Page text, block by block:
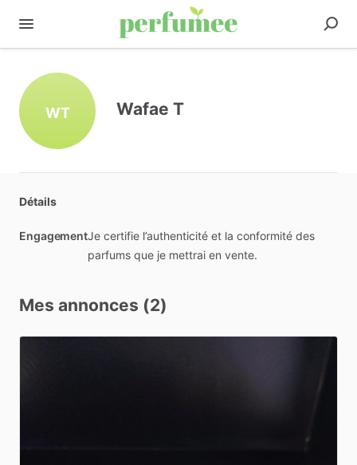
WT Wafae T
Détails
EngagementJe certifie l’authenticité et la conformité des
parfums que je mettrai en vente.
Mes annonces (2)